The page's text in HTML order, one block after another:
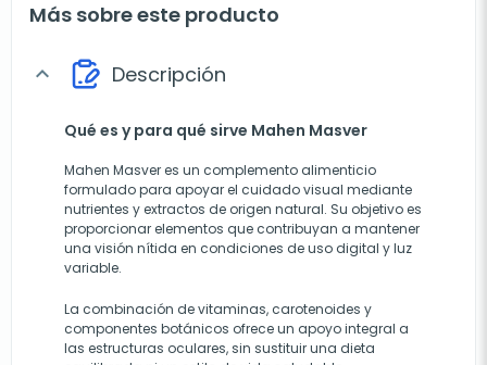
Más sobre este producto
expand_more Descripción
Qué es y para qué sirve Mahen Masver
Mahen Masver es un complemento alimenticio
formulado para apoyar el cuidado visual mediante
nutrientes y extractos de origen natural. Su objetivo es
proporcionar elementos que contribuyan a mantener
una visión nítida en condiciones de uso digital y luz
variable.
La combinación de vitaminas, carotenoides y
componentes botánicos ofrece un apoyo integral a
las estructuras oculares, sin sustituir una dieta